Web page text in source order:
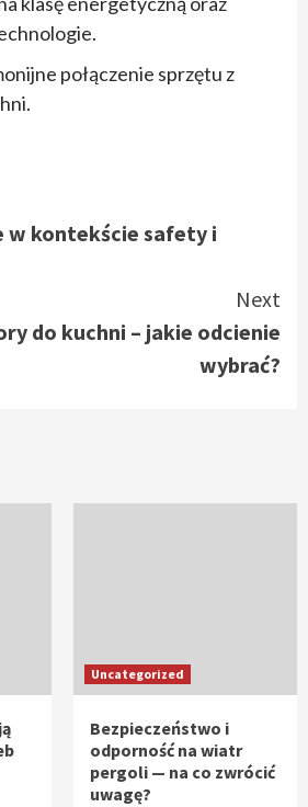
połączenie sprzętu z
w kontekście safety i
Next
do kuchni – jakie odcienie
wybrać?
Uncategorized
Bezpieczeństwo i
odporność na wiatr
pergoli — na co zwrócić
uwagę?